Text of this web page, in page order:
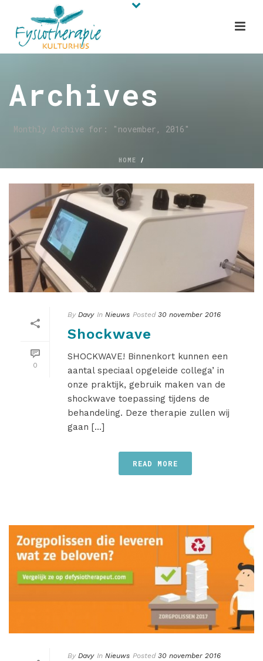
Archives
Monthly Archive for: "november, 2016"
HOME /
0
By Davy In Nieuws Posted 30 november 2016
Shockwave
SHOCKWAVE! Binnenkort kunnen een
aantal speciaal opgeleide collega’ in
onze praktijk, gebruik maken van de
shockwave toepassing tijdens de
behandeling. Deze therapie zullen wij
gaan [...]
READ MORE
By Davy In Nieuws Posted 30 november 2016